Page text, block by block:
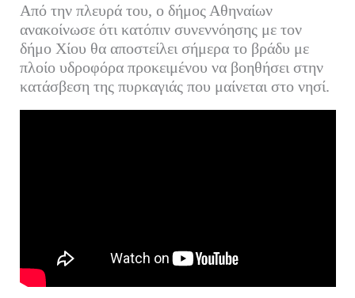
Από την πλευρά του, ο δήμος Αθηναίων
ανακοίνωσε ότι κατόπιν συνεννόησης με τον
δήμο Χίου θα αποστείλει σήμερα το βράδυ με
πλοίο υδροφόρα προκειμένου να βοηθήσει στην
κατάσβεση της πυρκαγιάς που μαίνεται στο νησί.